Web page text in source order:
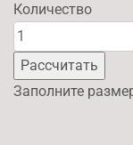
Количество
Рассчитать
Заполните